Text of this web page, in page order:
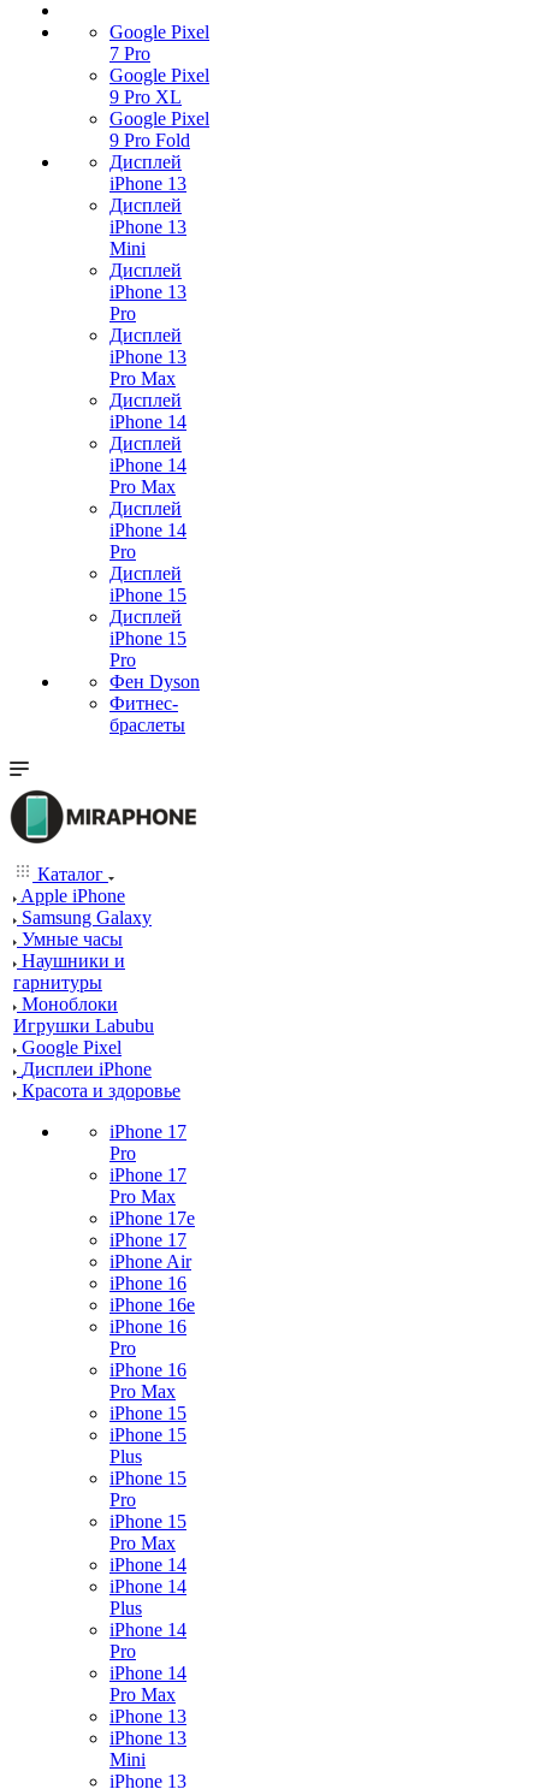
Google Pixel
7 Pro
Google Pixel
9 Pro XL
Google Pixel
9 Pro Fold
Дисплей
iPhone 13
Дисплей
iPhone 13
Mini
Дисплей
iPhone 13
Pro
Дисплей
iPhone 13
Pro Max
Дисплей
iPhone 14
Дисплей
iPhone 14
Pro Max
Дисплей
iPhone 14
Pro
Дисплей
iPhone 15
Дисплей
iPhone 15
Pro
Фен Dyson
Фитнес-
браслеты
Каталог
Apple iPhone
Samsung Galaxy
Умные часы
Наушники и
гарнитуры
Моноблоки
Игрушки Labubu
Google Pixel
Дисплеи iPhone
Красота и здоровье
iPhone 17
Pro
iPhone 17
Pro Max
iPhone 17e
iPhone 17
iPhone Air
iPhone 16
iPhone 16e
iPhone 16
Pro
iPhone 16
Pro Max
iPhone 15
iPhone 15
Plus
iPhone 15
Pro
iPhone 15
Pro Max
iPhone 14
iPhone 14
Plus
iPhone 14
Pro
iPhone 14
Pro Max
iPhone 13
iPhone 13
Mini
iPhone 13